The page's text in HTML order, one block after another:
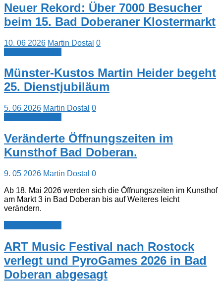
Neuer Rekord: Über 7000 Besucher
beim 15. Bad Doberaner Klostermarkt
10. 06 2026 Martin Dostal 0
Münster-Kustos Martin Heider begeht
25. Dienstjubiläum
5. 06 2026 Martin Dostal 0
Veränderte Öffnungszeiten im
Kunsthof Bad Doberan.
9. 05 2026 Martin Dostal 0
Ab 18. Mai 2026 werden sich die Öffnungszeiten im Kunsthof
am Markt 3 in Bad Doberan bis auf Weiteres leicht
verändern.
ART Music Festival nach Rostock
verlegt und PyroGames 2026 in Bad
Doberan abgesagt